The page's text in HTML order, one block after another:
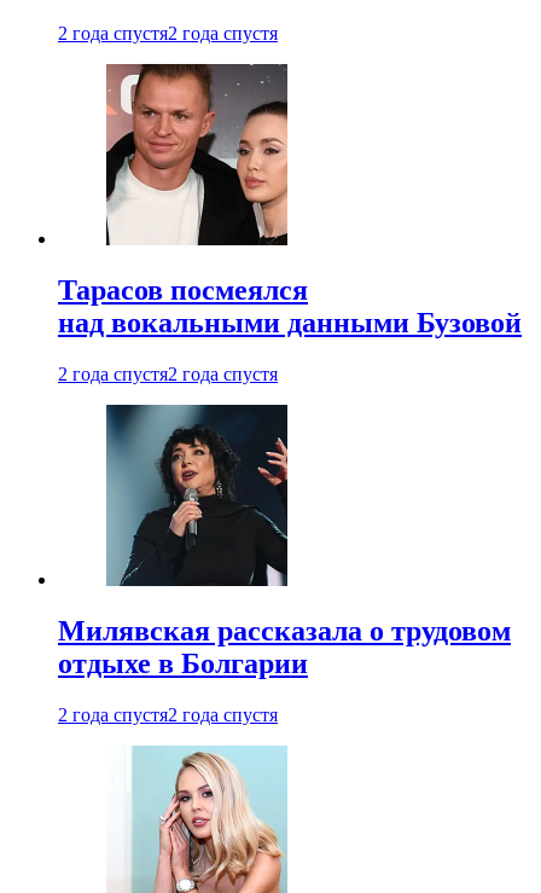
2 года спустя2 года спустя
Тарасов посмеялся
над вокальными данными Бузовой
2 года спустя2 года спустя
Милявская рассказала о трудовом
отдыхе в Болгарии
2 года спустя2 года спустя